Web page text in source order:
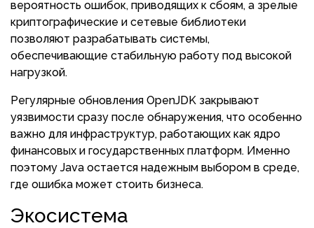
вероятность ошибок, приводящих к сбоям, а зрелые
криптографические и сетевые библиотеки
позволяют разрабатывать системы,
обеспечивающие стабильную работу под высокой
нагрузкой.
Регулярные обновления OpenJDK закрывают
уязвимости сразу после обнаружения, что особенно
важно для инфраструктур, работающих как ядро
финансовых и государственных платформ. Именно
поэтому Java остается надежным выбором в среде,
где ошибка может стоить бизнеса.
Экосистема